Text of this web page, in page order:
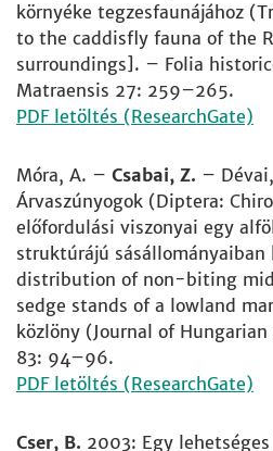
környéke tegzesfaunájához
to the caddisfly fauna of the
surroundings]. – Folia
Matraensis 27: 259–265.
PDF letöltés (ResearchGate)
Móra, A. – Csabai, Z. –
Árvaszúnyogok (Diptera:
előfordulási viszonyai egy
struktúrájú
distribution of non-biting
sedge stands of a lowland
közlöny (Journal of
83: 94–96.
PDF letöltés (ResearchGate)
Cser, B. 2003: Egy